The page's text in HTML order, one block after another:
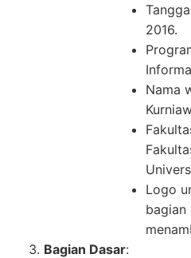
2016.
Nama
Logo
bagian
Bagian Dasar: